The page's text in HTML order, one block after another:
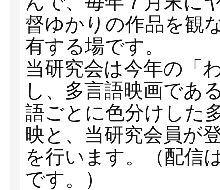
督ゆかりの作品を観
有する場です。
当研究会は今年の「
し、多言語映画であ
語ごとに色分けした
映と、当研究会員が
を行います。（配信
です。）